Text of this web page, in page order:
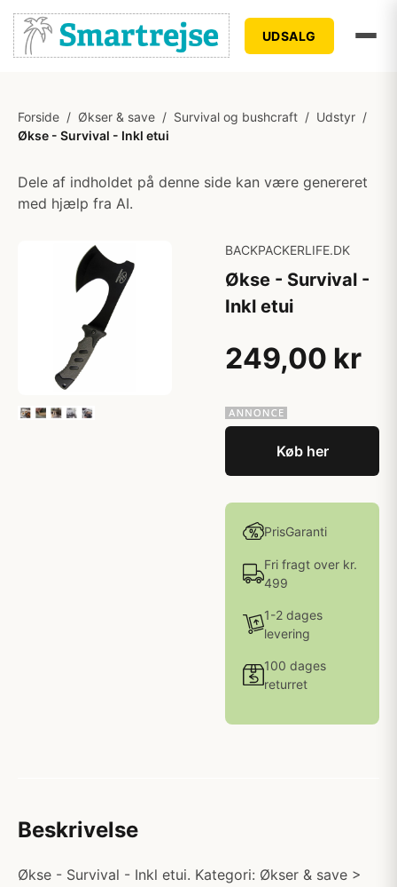
UDSALG
Forside / Økser & save / Survival og bushcraft / Udstyr /
Økse - Survival - Inkl etui
Dele af indholdet på denne side kan være genereret
med hjælp fra AI.
BACKPACKERLIFE.DK
Økse - Survival -
Inkl etui
249,00 kr
Køb her
PrisGaranti
Fri fragt over kr.
499
1-2 dages
levering
100 dages
returret
Beskrivelse
Økse - Survival - Inkl etui. Kategori: Økser & save >